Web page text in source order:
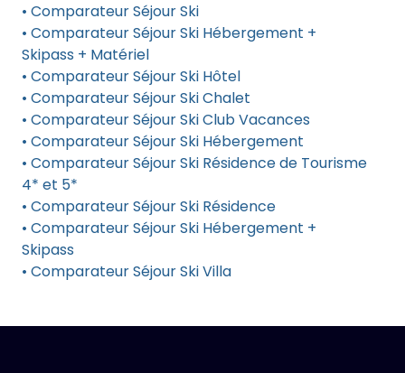
• Comparateur Séjour Ski
• Comparateur Séjour Ski Hébergement +
Skipass + Matériel
• Comparateur Séjour Ski Hôtel
• Comparateur Séjour Ski Chalet
• Comparateur Séjour Ski Club Vacances
• Comparateur Séjour Ski Hébergement
• Comparateur Séjour Ski Résidence de Tourisme
4* et 5*
• Comparateur Séjour Ski Résidence
• Comparateur Séjour Ski Hébergement +
Skipass
• Comparateur Séjour Ski Villa